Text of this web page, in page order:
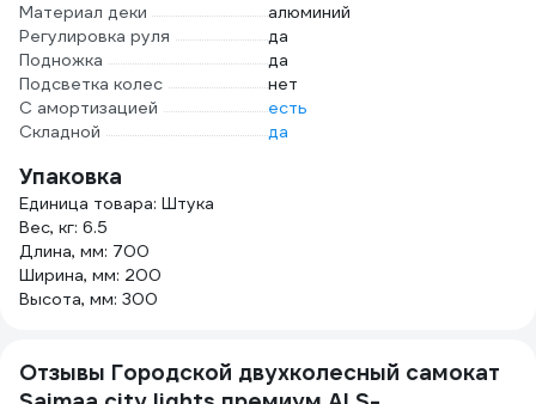
Материал деки
алюминий
Регулировка руля
да
Подножка
да
Подсветка колес
нет
С амортизацией
есть
Складной
да
Упаковка
Единица товара: Штука
Вес, кг: 6.5
Длина, мм: 700
Ширина, мм: 200
Высота, мм: 300
Отзывы Городской двухколесный самокат